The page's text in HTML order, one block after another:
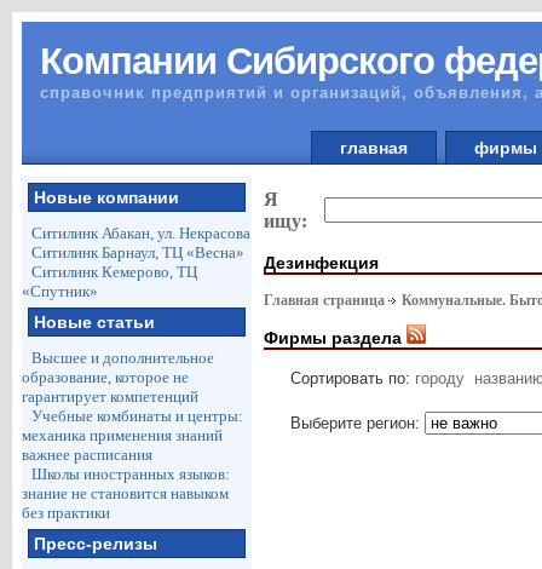
Компании Сибирского
справочник предприятий и организаций, объявления,
главная
Новые компании
Ситилинк Абакан, ул. Некрасова
Ситилинк Барнаул, ТЦ «Весна»
Ситилинк Кемерово, ТЦ
«Спутник»
Новые статьи
Высшее и дополнительное
образование, которое не
гарантирует компетенций
Учебные комбинаты и центры:
механика применения знаний
важнее расписания
Школы иностранных языков:
знание не становится навыком
без практики
Пресс-релизы
Я
ищу:
Дезинфекция
Главная страница Коммунальные.
Фирмы раздела
Сортировать по: городу
Выберите регион: